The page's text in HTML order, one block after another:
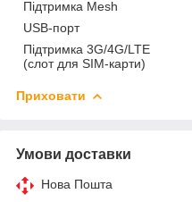
Підтримка Mesh
USB-порт
Підтримка 3G/4G/LTE
(cлот для SIM-карти)
Приховати
Умови доставки
Нова Пошта